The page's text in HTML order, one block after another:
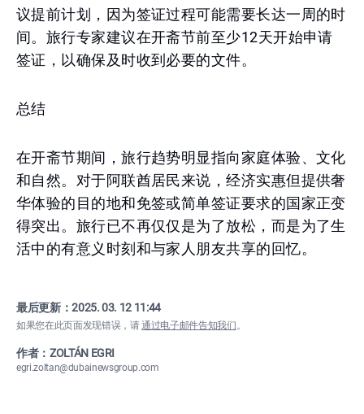
议提前计划，因为签证过程可能需要长达一周的时
间。旅行专家建议在开斋节前至少12天开始申请
签证，以确保及时收到必要的文件。
总结
在开斋节期间，旅行趋势明显指向家庭体验、文化
和自然。对于阿联酋居民来说，经济实惠但提供奢
华体验的目的地和免签或简单签证要求的国家正变
得突出。旅行已不再仅仅是为了放松，而是为了生
活中的有意义时刻和与家人朋友共享的回忆。
最后更新：2025. 03. 12 11:44
如果您在此页面发现错误，请通过电子邮件告知我们。
作者：ZOLTÁN EGRI
egri.zoltan@dubainewsgroup.com